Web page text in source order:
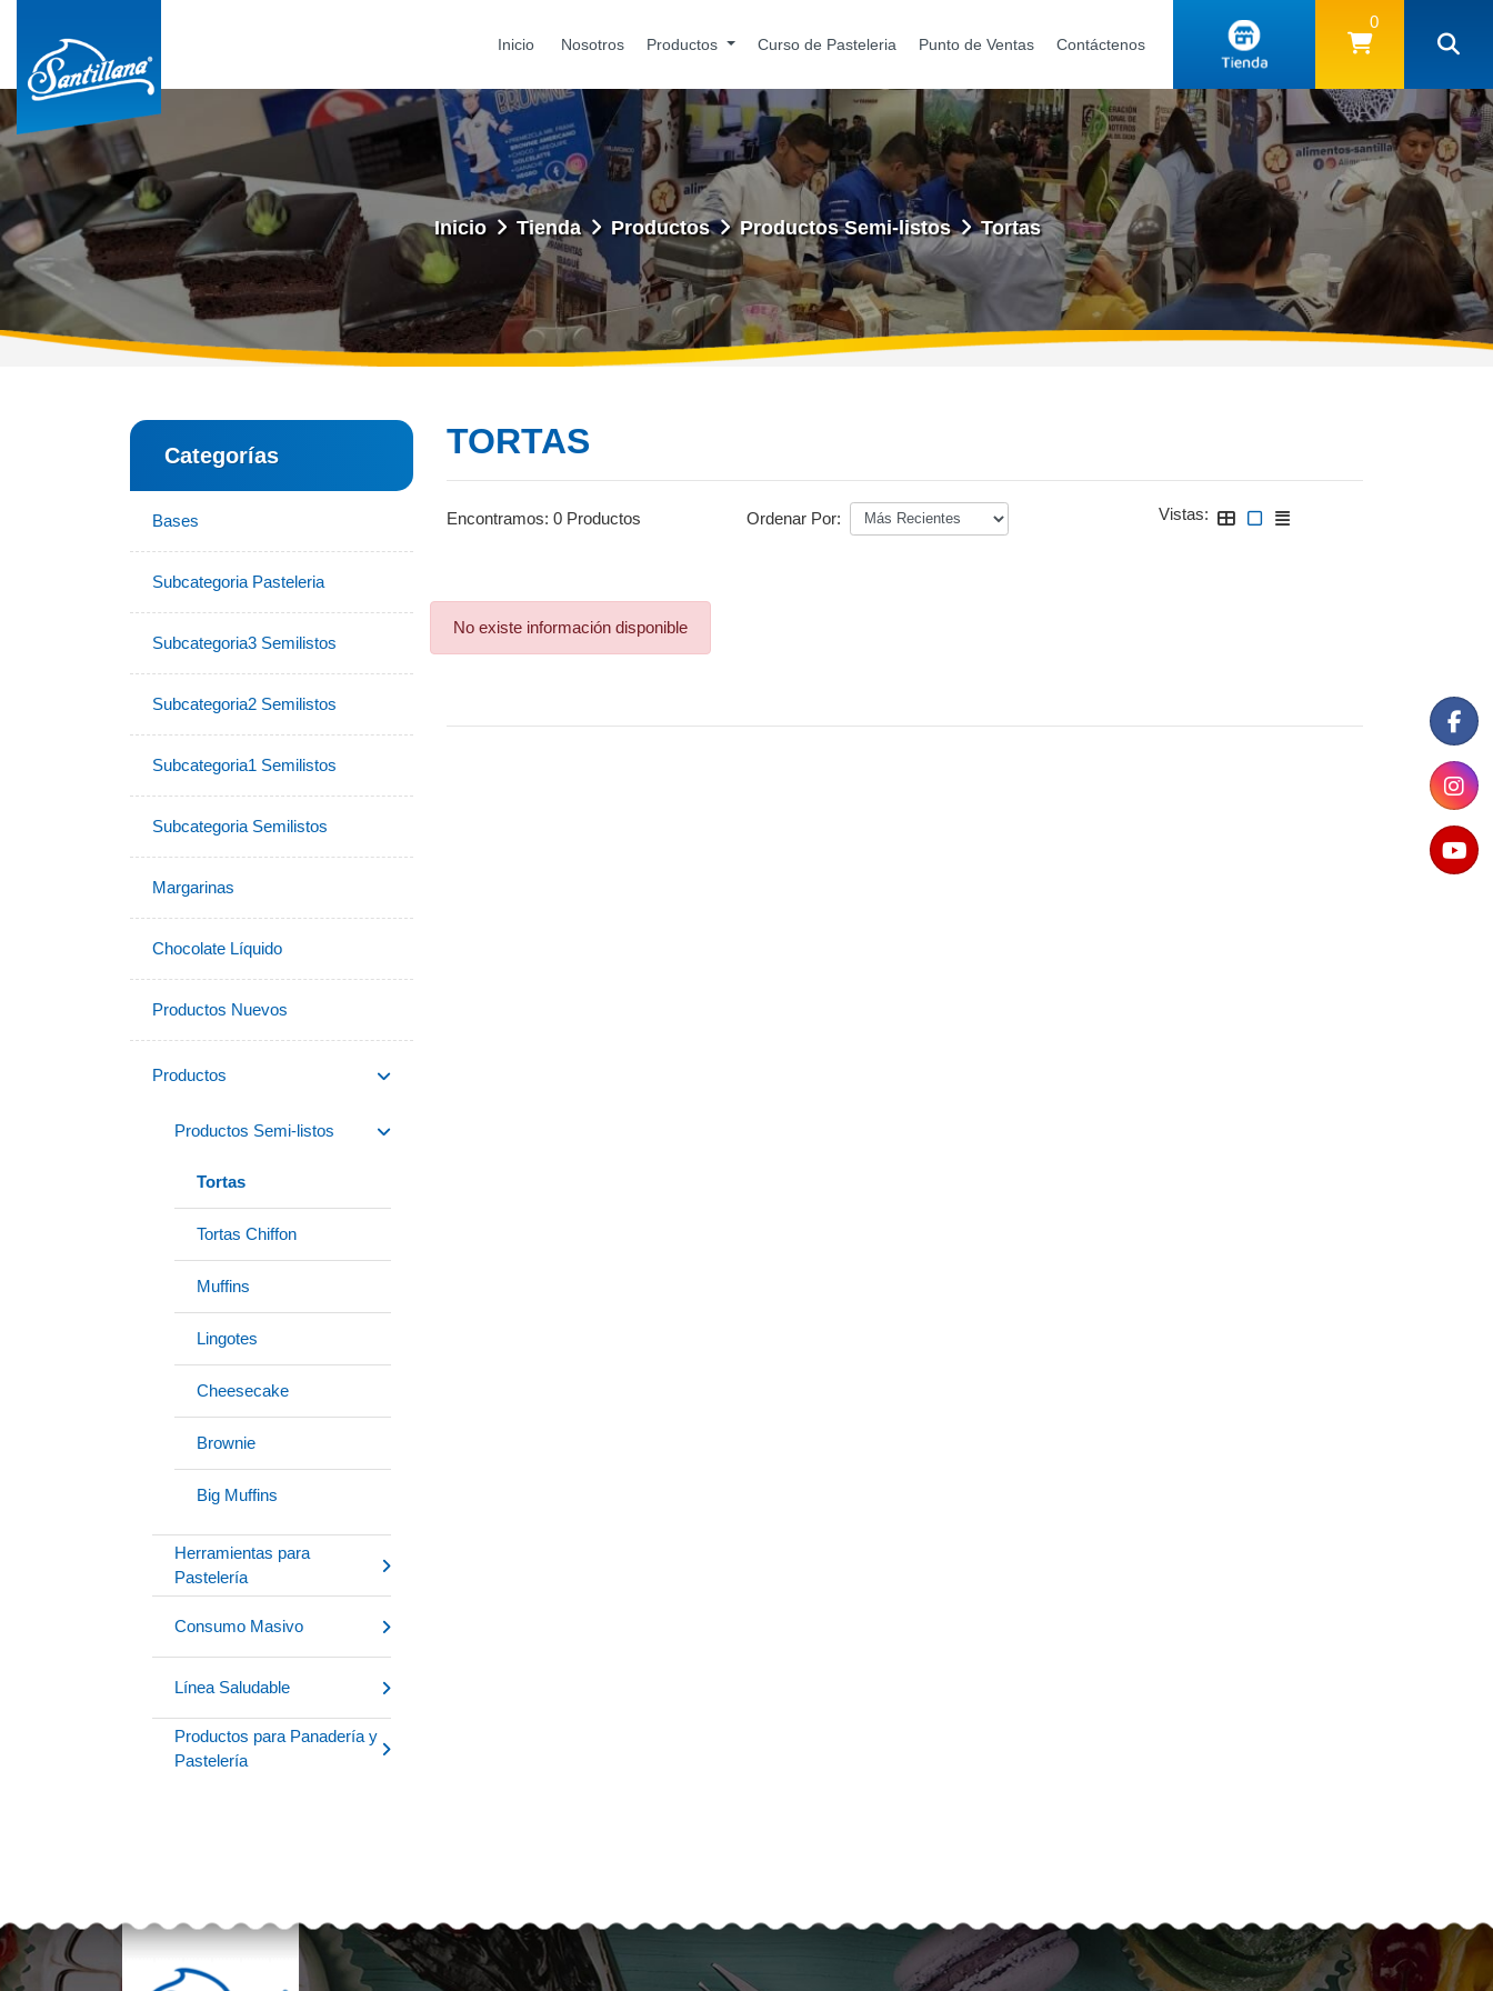
Inicio Nosotros Productos Curso de Pasteleria Punto de Ventas Contáctenos
0
Inicio Tienda Productos Productos Semi-listos Tortas
Categorías
Bases
Subcategoria Pasteleria
Subcategoria3 Semilistos
Subcategoria2 Semilistos
Subcategoria1 Semilistos
Subcategoria Semilistos
Margarinas
Chocolate Líquido
Productos Nuevos
Productos
Productos Semi-listos
Tortas
Tortas Chiffon
Muffins
Lingotes
Cheesecake
Brownie
Big Muffins
Herramientas para
Pastelería
Consumo Masivo
Línea Saludable
Productos para Panadería y
Pastelería
TORTAS
Encontramos: 0 Productos Ordenar Por: Vistas:
No existe información disponible